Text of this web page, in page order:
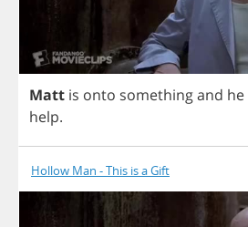
Matt is onto somethingand he
help.
Hollow Man - This is a Gift